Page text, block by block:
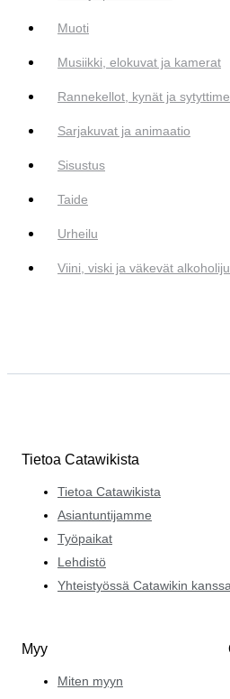
Muoti
Musiikki, elokuvat ja kamerat
Rannekellot, kynät ja
Sarjakuvat ja animaatio
Sisustus
Taide
Urheilu
Viini, viski ja väkevät
Tietoa Catawikista
Tietoa Catawikista
Asiantuntijamme
Työpaikat
Lehdistö
Yhteistyössä Catawikin
Myy
Miten myyn